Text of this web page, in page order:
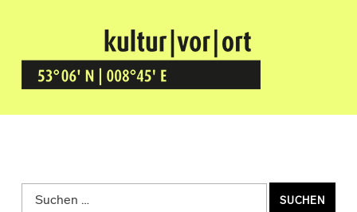
Kultur Vor Ort
BREMEN GRÖPELINGEN
Suchen nach: